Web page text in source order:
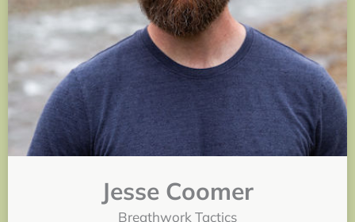
Jesse Coomer
Breathwork Tactics